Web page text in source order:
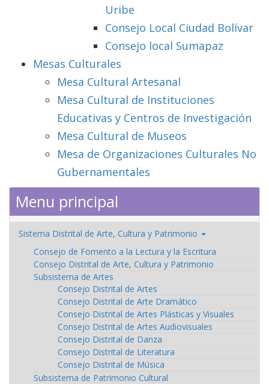
Uribe
Consejo Local Ciudad Bolívar
Consejo local Sumapaz
Mesas Culturales
Mesa Cultural Artesanal
Mesa Cultural de Instituciones
Educativas y Centros de Investigación
Mesa Cultural de Museos
Mesa de Organizaciones Culturales No
Gubernamentales
Menu principal
Sistema Distrital de Arte, Cultura y Patrimonio
Consejo de Fomento a la Lectura y la Escritura
Consejo Distrital de Arte, Cultura y Patrimonio
Subsistema de Artes
Consejo Distrital de Artes
Consejo Distrital de Arte Dramático
Consejo Distrital de Artes Plásticas y Visuales
Consejo Distrital de Artes Audiovisuales
Consejo Distrital de Danza
Consejo Distrital de Literatura
Consejo Distrital de Música
Subsistema de Patrimonio Cultural